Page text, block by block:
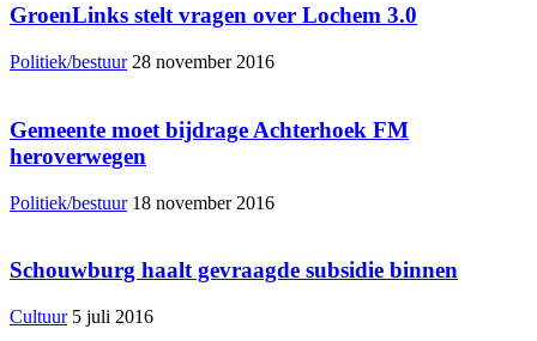
GroenLinks stelt vragen over Lochem 3.0
Politiek/bestuur 28 november 2016
Gemeente moet bijdrage Achterhoek FM
heroverwegen
Politiek/bestuur 18 november 2016
Schouwburg haalt gevraagde subsidie binnen
Cultuur 5 juli 2016